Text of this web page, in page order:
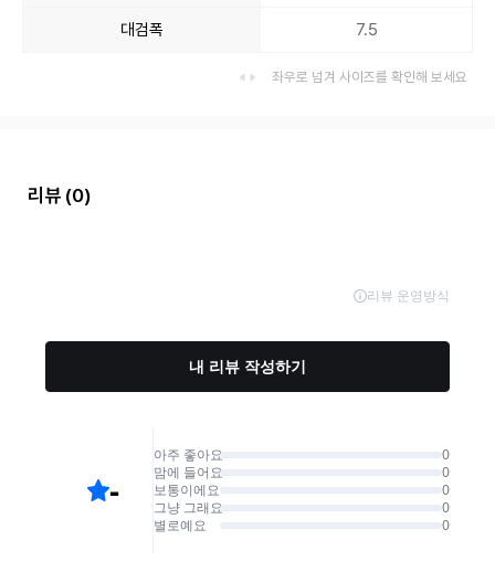
대검폭 7.5
좌우로 넘겨 사이즈를 확인해 보세요
리뷰 (0)